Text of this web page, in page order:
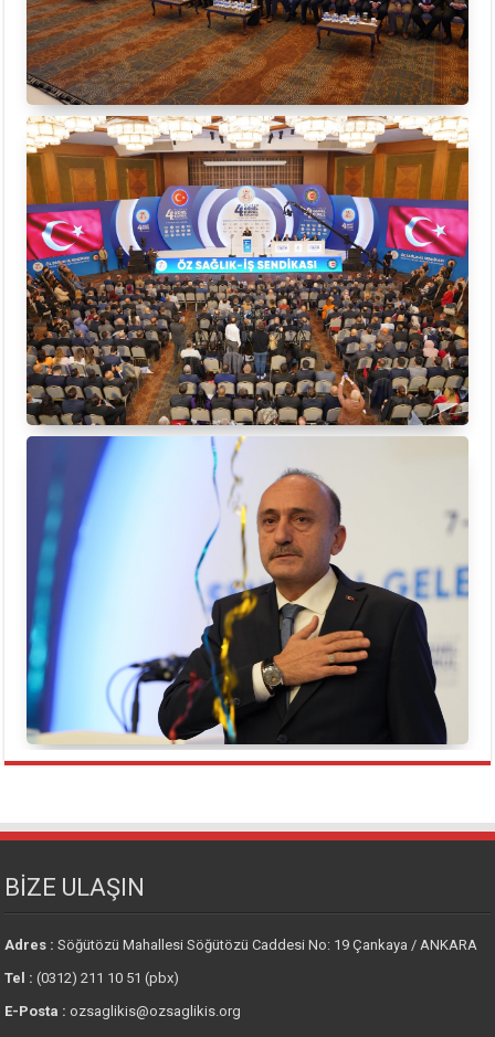
BİZE ULAŞIN
Adres :Söğütözü Mahallesi Söğütözü Caddesi No: 19 Çankaya / ANKARA
Tel : (0312) 211 10 51 (pbx)
E-Posta : ozsaglikis@ozsaglikis.org